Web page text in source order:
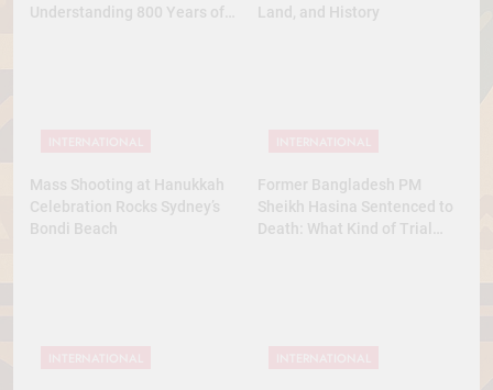
Understanding 800 Years of
Land, and History
Mass Shooting at Hanukkah
Celebration Rocks Sydney’s
Bondi Beach
Former Bangladesh PM
Sheikh Hasina Sentenced to
Death: What Kind of Trial